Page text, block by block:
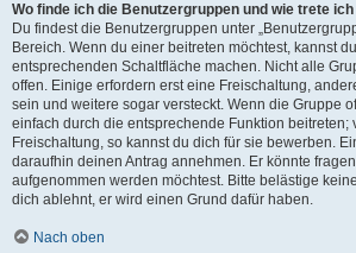
Wo finde ich die Benutzergruppen und wie trete
Du findest die Benutzergruppen unter
Bereich. Wenn du einer beitreten möchtest, kannst
entsprechenden Schaltfläche machen. Nicht alle
offen. Einige erfordern erst eine Freischaltung,
sein und weitere sogar versteckt. Wenn die Gruppe
einfach durch die entsprechende Funktion beitreten;
Freischaltung, so kannst du dich für sie bewerben.
daraufhin deinen Antrag annehmen. Er könnte
aufgenommen werden möchtest. Bitte belästige
dich ablehnt, er wird einen Grund dafür haben.
Nach oben